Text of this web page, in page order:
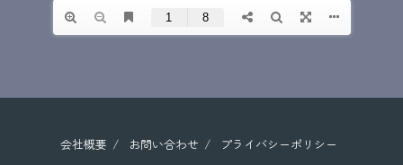
会社概要 お問い合わせ プライバシーポリシー